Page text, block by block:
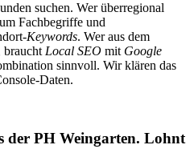
suchen. Wer überregional
Fachbegriffe und
Keywords. Wer aus dem
Local SEO mit Google
sinnvoll. Wir klären das
Daten.
der PH Weingarten. Lohnt